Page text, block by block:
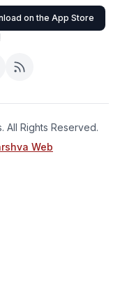
on the App Store
All Rights Reserved.
Web